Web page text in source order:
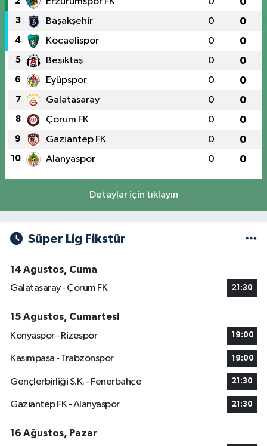
3 Başakşehir 0 0
4 Kocaelispor 0 0
5 Beşiktaş 0 0
6 Eyüpspor 0 0
7 Galatasaray 0 0
8 Çorum FK 0 0
9 Gaziantep FK 0 0
10 Alanyaspor 0 0
Detaylar için tıklayın
Süper Lig Fikstür
14 Ağustos, Cuma
Galatasaray - Çorum FK
21:30
15 Ağustos, Cumartesi
Konyaspor - Rizespor
19:00
Kasımpaşa - Trabzonspor 19:00
Gençlerbirliği S.K. - Fenerbahçe 21:30
Gaziantep FK - Alanyaspor 21:30
16 Ağustos, Pazar